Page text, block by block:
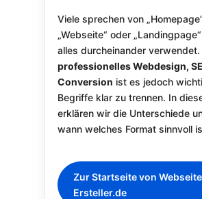
Viele sprechen von
„Webseite“ oder
alles durcheinander verwendet.
professionelles Webdesign,
Conversion ist es jedoch
Begriffe klar zu trennen. In
erklären wir die Unterschiede
wann welches Format sinnvoll
Zur Startseite von
Ersteller.de